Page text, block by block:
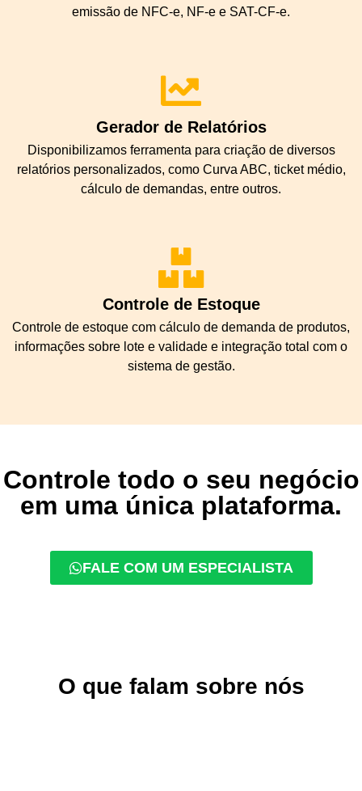
emissão de NFC-e, NF-e e SAT-CF-e.
Gerador de Relatórios
Disponibilizamos ferramenta para criação de diversos
relatórios personalizados, como Curva ABC, ticket médio,
cálculo de demandas, entre outros.
Controle de Estoque
Controle de estoque com cálculo de demanda de produtos,
informações sobre lote e validade e integração total com o
sistema de gestão.
Controle todo o seu negócio
em uma única plataforma.
FALE COM UM ESPECIALISTA
O que falam sobre nós